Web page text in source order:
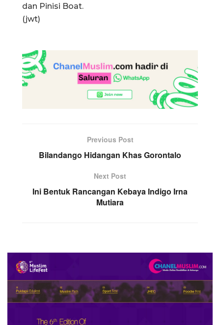
dan Pinisi Boat.
(jwt)
Previous Post
Bilandango Hidangan Khas Gorontalo
Next Post
Ini Bentuk Rancangan Kebaya Indigo Irna
Mutiara